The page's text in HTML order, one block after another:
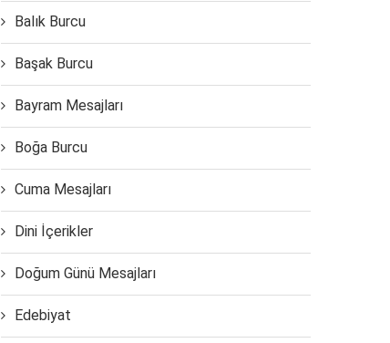
Balık Burcu
Başak Burcu
Bayram Mesajları
Boğa Burcu
Cuma Mesajları
Dini İçerikler
Doğum Günü Mesajları
Edebiyat